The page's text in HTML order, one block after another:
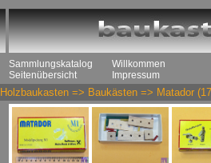
Sammlungskatalog
Seitenübersicht
Willkommen
Impressum
Holzbaukasten => Baukästen => Matador